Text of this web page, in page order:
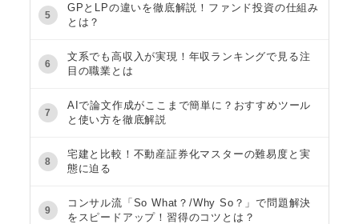
5
GPとLPの違いを徹底解説！ファンド投資の仕組み
とは？
6
文系でも高収入が実現！年収ランキングで見る注
目の職業とは
7
AIで論文作成がここまで簡単に？おすすめツール
と使い方を徹底解説
8
宅建と比較！不動産証券化マスターの難易度と実
態に迫る
9
コンサル流「So What？/Why So？」で問題解決
をスピードアップ！習得のコツとは？